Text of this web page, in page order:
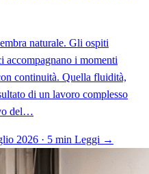
naturale. Gli ospiti
accompagnano i momenti
continuità. Quella fluidità,
di un lavoro complesso
del…
2026 · 5 min Leggi →